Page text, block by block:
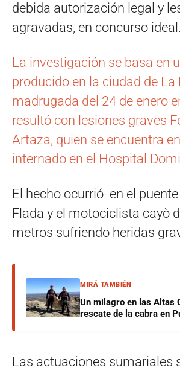
debida autorización legal y
agravadas, en concurso ideal.
La investigación se basa en
producido en la ciudad de La
madrugada del 24 de enero
resultó con lesiones graves
Artaza, quien se encuentra
internado en el Hospital
El hecho ocurrió en el
Flada y el motociclista cayò
metros sufriendo heridas
MIRÁ TAMBIÉN
Un milagro en las Altas
rescate de la cabra en
Las actuaciones sumariales